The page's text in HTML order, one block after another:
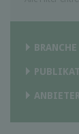
ANBIETER